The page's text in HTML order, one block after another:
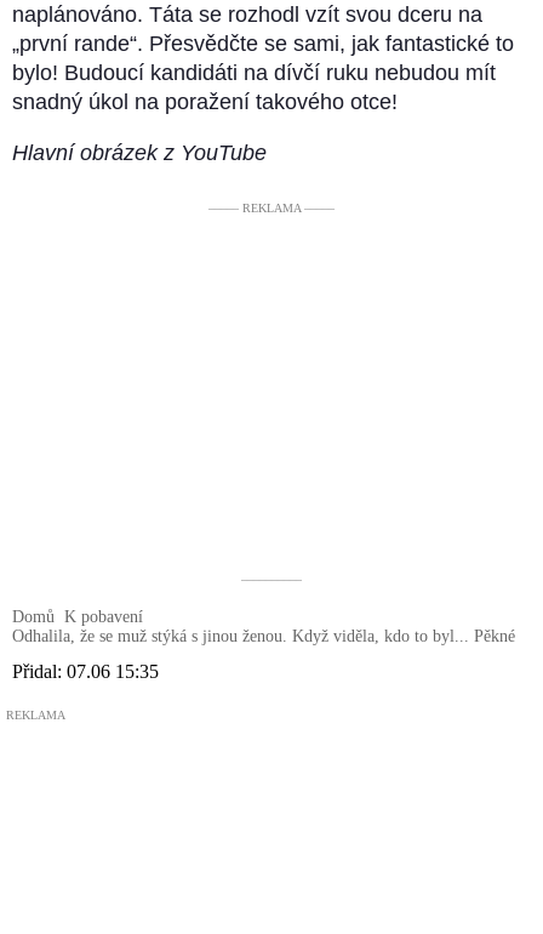
naplánováno. Táta se rozhodl vzít svou dceru na
„první rande“. Přesvědčte se sami, jak fantastické to
bylo! Budoucí kandidáti na dívčí ruku nebudou mít
snadný úkol na poražení takového otce!
Hlavní obrázek z YouTube
––––– REKLAMA –––––
––––––––––
Domů K pobavení
Odhalila, že se muž stýká s jinou ženou. Když viděla, kdo to byl... Pěkné
Přidal: 07.06 15:35
REKLAMA